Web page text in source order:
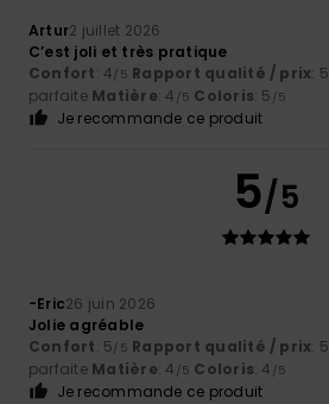
Artur2 juillet 2026
C’est joli et très pratique
Confort: 4/5 Rapport qualité / prix: 5
parfaite Matière: 4 /5 Coloris: 5 /5
Je recommande ce produit
5/5
-Eric26 juin 2026
Jolie agréable
Confort: 5/5 Rapport qualité / prix: 5
parfaite Matière: 4 /5 Coloris: 4 /5
Je recommande ce produit